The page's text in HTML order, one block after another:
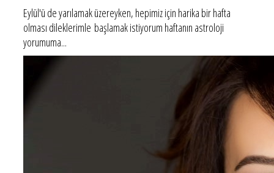
Eylül'ü de yarılamak üzereyken, hepimiz için harika bir hafta
olması dileklerimle başlamak istiyorum haftanın astroloji
yorumuma...